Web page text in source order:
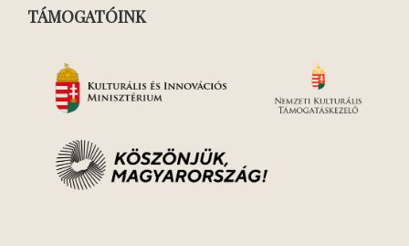
TÁMOGATÓINK